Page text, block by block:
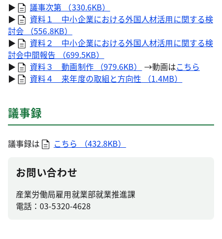
▶
議事次第 （330.6KB）
▶
資料１ 中小企業における外国人材活用に関する検
討会 （556.8KB）
▶
資料２ 中小企業における外国人材活用に関する検
討会中間報告 （699.5KB）
▶
資料３ 動画制作 （979.6KB） →動画はこちら
▶
資料４ 来年度の取組と方向性 （1.4MB）
議事録
議事録は こちら （432.8KB）
お問い合わせ
産業労働局雇用就業部就業推進課
電話：03-5320-4628